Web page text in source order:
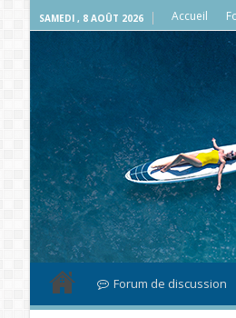
SAMEDI , 8 AOÛT 2026 Accueil
Forum de discussion